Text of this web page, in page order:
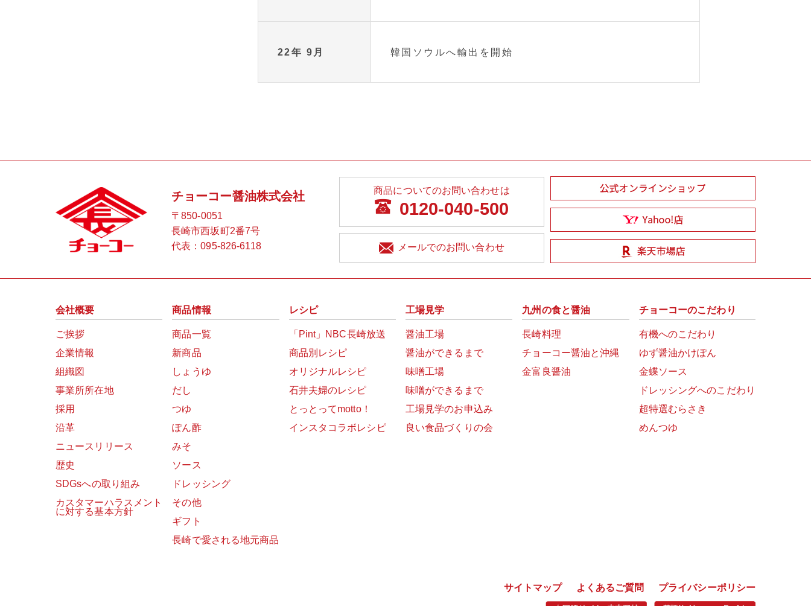
22年 9月 韓国ソウルへ輸出を開始
チョーコー醤油株式会社
〒850-0051
長崎市西坂町2番7号
代表：095-826-6118
商品についてのお問い合わせは
0120-040-500
メールでのお問い合わせ
会社概要
ご挨拶
企業情報
組織図
事業所所在地
採用
沿革
ニュースリリース
歴史
SDGsへの取り組み
カスタマーハラスメント
に対する基本方針
商品情報
商品一覧
新商品
しょうゆ
だし
つゆ
ぽん酢
みそ
ソース
ドレッシング
その他
ギフト
長崎で愛される地元商品
レシピ
「Pint」NBC長崎放送
商品別レシピ
オリジナルレシピ
石井夫婦のレシピ
とっとってmotto！
インスタコラボレシピ
工場見学
醤油工場
醤油ができるまで
味噌工場
味噌ができるまで
工場見学のお申込み
良い食品づくりの会
九州の食と醤油
長崎料理
チョーコー醤油と沖縄
金富良醤油
チョーコーのこだわり
有機へのこだわり
ゆず醤油かけぽん
金蝶ソース
ドレッシングへのこだわり
超特選むらさき
めんつゆ
サイトマップ よくあるご質問 プライバシーポリシー